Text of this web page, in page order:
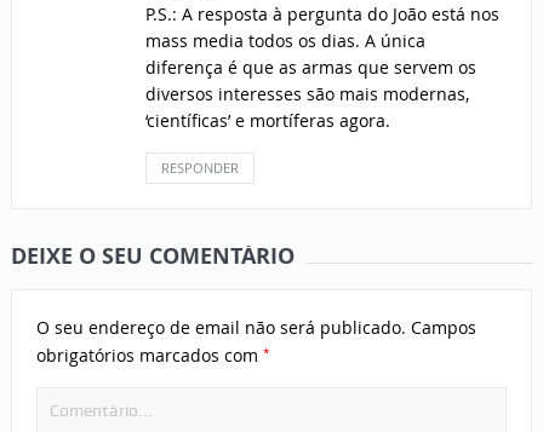
P.S.: A resposta à pergunta do João está nos
mass media todos os dias. A única
diferença é que as armas que servem os
diversos interesses são mais modernas,
‘científicas’ e mortíferas agora.
RESPONDER
DEIXE O SEU COMENTÁRIO
O seu endereço de email não será publicado. Campos
obrigatórios marcados com *